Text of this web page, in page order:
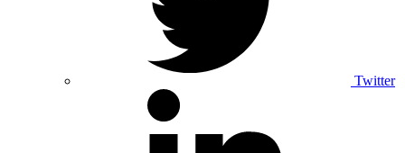
Twitter